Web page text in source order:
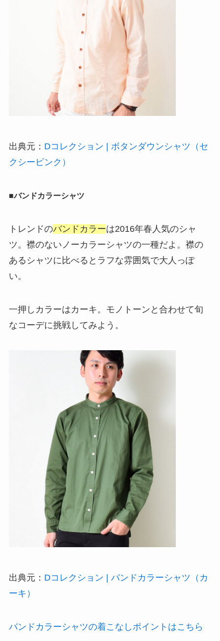
出典元： Dコレクション | ボタンダウンシャツ（セ
クシーピンク）
■バンドカラーシャツ
トレンドのバンドカラーは2016年春人気のシャ
ツ。襟のないノーカラーシャツの一種だよ。襟の
あるシャツに比べるとラフな雰囲気で大人っぽ
い。
一押しカラーはカーキ。モノトーンと合わせて旬
なコーデに挑戦してみよう。
出典元： Dコレクション | バンドカラーシャツ（カ
ーキ）
バンドカラーシャツの着こなしポイントはこちら